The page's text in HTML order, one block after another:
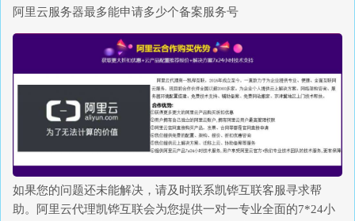
阿里云服务器最多能申请多少个备案服务号
如果您的问题还未能解决，请及时联系凯铧互联客服寻求帮
助。阿里云代理凯铧互联会为您提供一对一专业全面的7*24小